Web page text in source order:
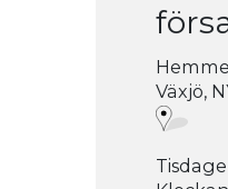
Växjö,